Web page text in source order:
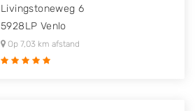
Livingstoneweg 6
5928LP Venlo
Op 7,03 km afstand